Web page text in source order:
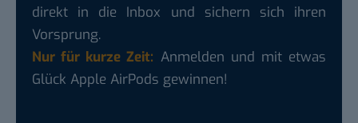
direkt in die Inbox und sichern sich ihren
Vorsprung.
Nur für kurze Zeit: Anmelden und mit etwas
Glück Apple AirPods gewinnen!